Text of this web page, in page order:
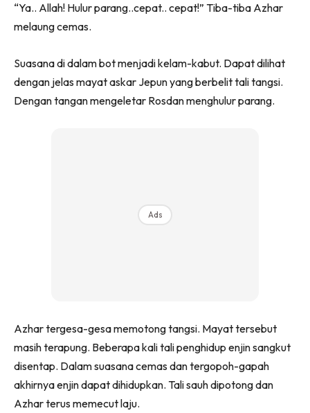
“Ya.. Allah! Hulur parang..cepat.. cepat!” Tiba-tiba Azhar
melaung cemas.
Suasana di dalam bot menjadi kelam-kabut. Dapat dilihat
dengan jelas mayat askar Jepun yang berbelit tali tangsi.
Dengan tangan mengeletar Rosdan menghulur parang.
Ads
Azhar tergesa-gesa memotong tangsi. Mayat tersebut
masih terapung. Beberapa kali tali penghidup enjin sangkut
disentap. Dalam suasana cemas dan tergopoh-gapah
akhirnya enjin dapat dihidupkan. Tali sauh dipotong dan
Azhar terus memecut laju.